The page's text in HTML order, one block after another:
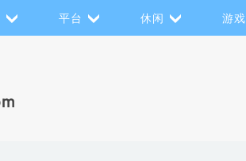
平台 休闲 游戏